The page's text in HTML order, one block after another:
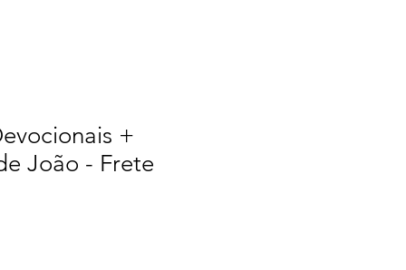
+
João - Frete